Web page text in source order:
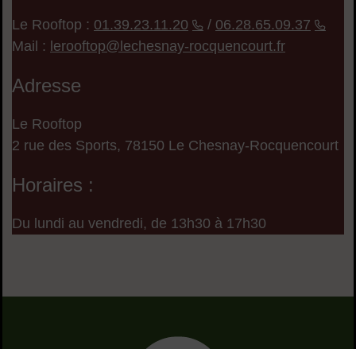
Le Rooftop : 01.39.23.11.20 / 06.28.65.09.37
Mail : lerooftop@lechesnay-rocquencourt.fr
Adresse
Le Rooftop
2 rue des Sports, 78150 Le Chesnay-Rocquencourt
Horaires :
Du lundi au vendredi, de 13h30 à 17h30